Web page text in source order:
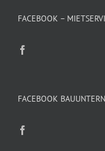
FACEBOOK –
FACEBOOK